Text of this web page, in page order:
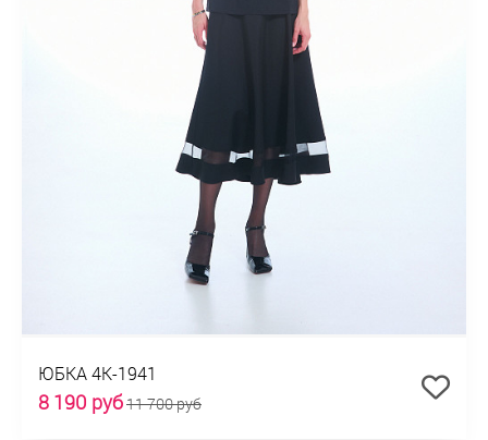
ЮБКА 4К-1941
8 190 руб11 700 руб